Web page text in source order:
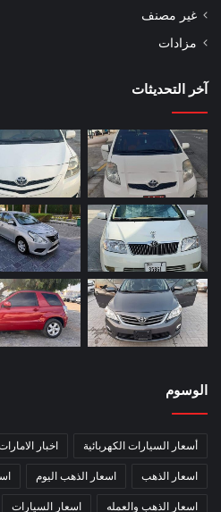
غير مصنف
مزادات
آخر التحديثات
الوسوم
أسعار السيارات الكهربائية اخبار
اسعار الذهب اسعار الذهب اليوم
اسعار الذهب والعمله اسعار السيارات